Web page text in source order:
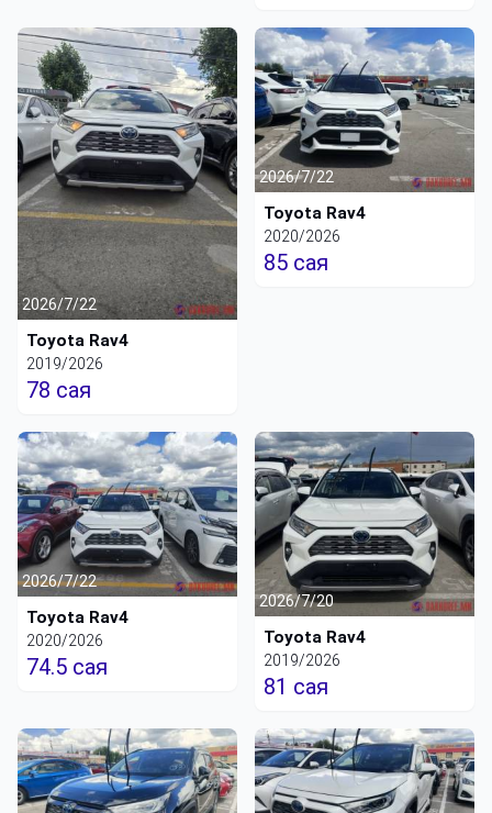
2026/7/22
Toyota Rav4
2019/2026
78 сая
2026/7/22
Toyota Rav4
2020/2026
85 сая
2026/7/22
Toyota Rav4
2020/2026
74.5 сая
2026/7/20
Toyota Rav4
2019/2026
81 сая